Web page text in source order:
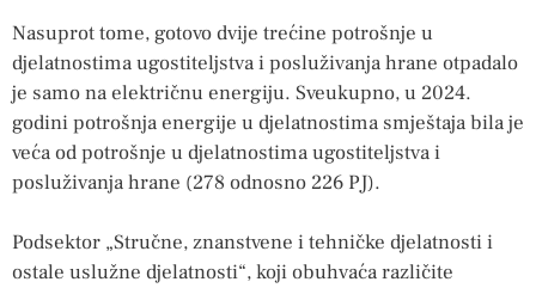
Nasuprot tome, gotovo dvije trećine potrošnje u
djelatnostima ugostiteljstva i posluživanja hrane otpadalo
je samo na električnu energiju. Sveukupno, u 2024.
godini potrošnja energije u djelatnostima smještaja bila je
veća od potrošnje u djelatnostima ugostiteljstva i
posluživanja hrane (278 odnosno 226 PJ).
Podsektor „Stručne, znanstvene i tehničke djelatnosti i
ostale uslužne djelatnosti“, koji obuhvaća različite